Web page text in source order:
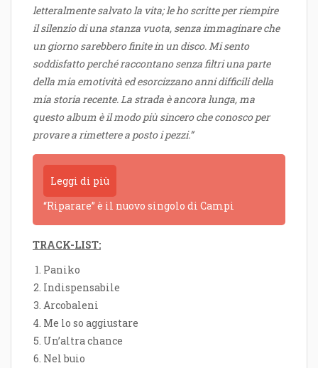
letteralmente salvato la vita; le ho scritte per riempire
il silenzio di una stanza vuota, senza immaginare che
un giorno sarebbero finite in un disco. Mi sento
soddisfatto perché raccontano senza filtri una parte
della mia emotività ed esorcizzano anni difficili della
mia storia recente. La strada è ancora lunga, ma
questo album è il modo più sincero che conosco per
provare a rimettere a posto i pezzi.”
Leggi di più
“Riparare” è il nuovo singolo di Campi
TRACK-LIST:
Paniko
Indispensabile
Arcobaleni
Me lo so aggiustare
Un’altra chance
Nel buio